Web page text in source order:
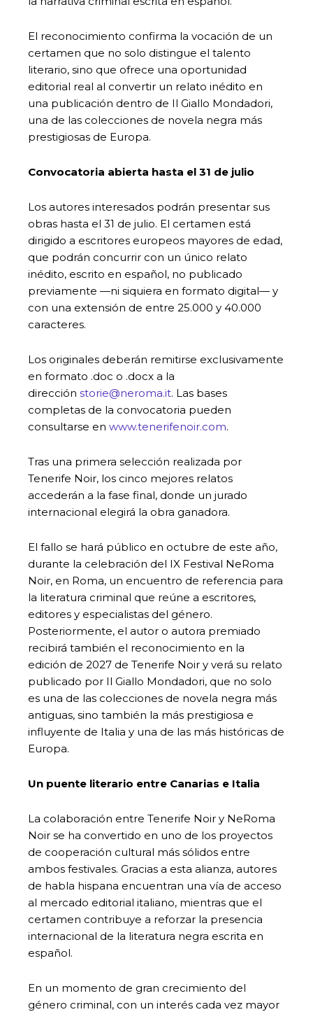
El reconocimiento confirma la vocación de un
certamen que no solo distingue el talento
literario, sino que ofrece una oportunidad
editorial real al convertir un relato inédito en
una publicación dentro de Il Giallo Mondadori,
una de las colecciones de novela negra más
prestigiosas de Europa.
Convocatoria abierta hasta el 31 de julio
Los autores interesados podrán presentar sus
obras hasta el 31 de julio. El certamen está
dirigido a escritores europeos mayores de edad,
que podrán concurrir con un único relato
inédito, escrito en español, no publicado
previamente —ni siquiera en formato digital— y
con una extensión de entre 25.000 y 40.000
caracteres.
Los originales deberán remitirse exclusivamente
en formato .doc o .docx a la
dirección storie@neroma.it. Las bases
completas de la convocatoria pueden
consultarse en www.tenerifenoir.com.
Tras una primera selección realizada por
Tenerife Noir, los cinco mejores relatos
accederán a la fase final, donde un jurado
internacional elegirá la obra ganadora.
El fallo se hará público en octubre de este año,
durante la celebración del IX Festival NeRoma
Noir, en Roma, un encuentro de referencia para
la literatura criminal que reúne a escritores,
editores y especialistas del género.
Posteriormente, el autor o autora premiado
recibirá también el reconocimiento en la
edición de 2027 de Tenerife Noir y verá su relato
publicado por Il Giallo Mondadori, que no solo
es una de las colecciones de novela negra más
antiguas, sino también la más prestigiosa e
influyente de Italia y una de las más históricas de
Europa.
Un puente literario entre Canarias e Italia
La colaboración entre Tenerife Noir y NeRoma
Noir se ha convertido en uno de los proyectos
de cooperación cultural más sólidos entre
ambos festivales. Gracias a esta alianza, autores
de habla hispana encuentran una vía de acceso
al mercado editorial italiano, mientras que el
certamen contribuye a reforzar la presencia
internacional de la literatura negra escrita en
español.
En un momento de gran crecimiento del
género criminal, con un interés cada vez mayor